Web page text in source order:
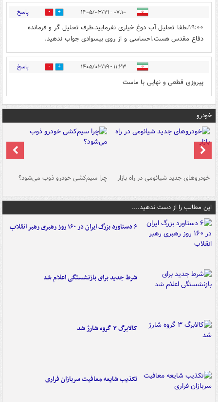
۰۷:۱۰ - ۱۴۰۵/۰۳/۱۹ 0 پاسخ
۱۹:۰۰لطفا تحلیل آب دوغ خیاری نفرمایید.طرف تحلیل گر و فرمانده
دفاع مقدس هست.احساسی و از روی بیسوادی جواب ندهید.
۱۱:۲۳ - ۱۴۰۵/۰۳/۱۹ 0 پاسخ
پیروزی قطعی و نهایی با ماست
خودرو
خودروهای جدید شیائومی در راه بازار چرا سیم‌کشی خودرو ذوب می‌شود؟
این مطالب را از دست ندهید....
۶ دستاورد بزرگ ایران در ۱۶۰ روز رهبری رهبر انقلاب
شرط جدید برای بازنشستگی اعلام شد
کالابرگ ۳ گروه شارژ شد
تکذیب شایعه معافیت سربازان فراری